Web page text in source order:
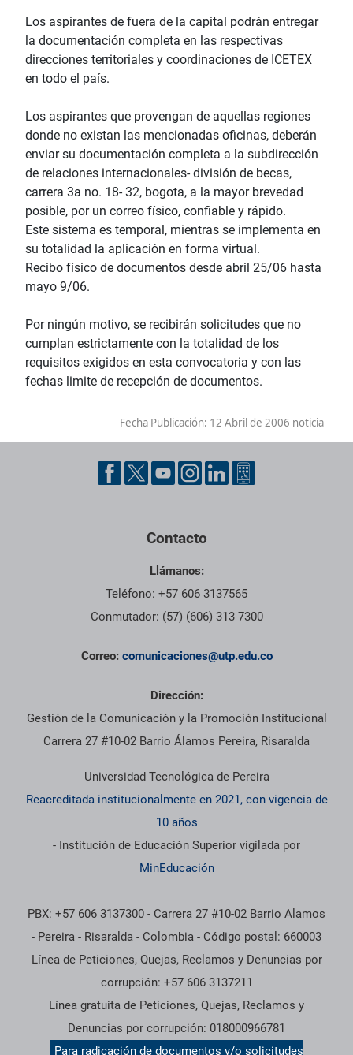
Los aspirantes de fuera de la capital podrán entregar
la documentación completa en las respectivas
direcciones territoriales y coordinaciones de ICETEX
en todo el país.
Los aspirantes que provengan de aquellas regiones
donde no existan las mencionadas oficinas, deberán
enviar su documentación completa a la subdirección
de relaciones internacionales- división de becas,
carrera 3a no. 18- 32, bogota, a la mayor brevedad
posible, por un correo físico, confiable y rápido.
Este sistema es temporal, mientras se implementa en
su totalidad la aplicación en forma virtual.
Recibo físico de documentos desde abril 25/06 hasta
mayo 9/06.
Por ningún motivo, se recibirán solicitudes que no
cumplan estrictamente con la totalidad de los
requisitos exigidos en esta convocatoria y con las
fechas limite de recepción de documentos.
Fecha Publicación: 12 Abril de 2006 noticia
Contacto
Llámanos:
Teléfono: +57 606 3137565
Conmutador: (57) (606) 313 7300
Correo: comunicaciones@utp.edu.co
Dirección:
Gestión de la Comunicación y la Promoción Institucional
Carrera 27 #10-02 Barrio Álamos Pereira, Risaralda
Universidad Tecnológica de Pereira
Reacreditada institucionalmente en 2021, con vigencia de
10 años
- Institución de Educación Superior vigilada por
MinEducación
PBX: +57 606 3137300 - Carrera 27 #10-02 Barrio Alamos
- Pereira - Risaralda - Colombia - Código postal: 660003
Línea de Peticiones, Quejas, Reclamos y Denuncias por
corrupción: +57 606 3137211
Línea gratuita de Peticiones, Quejas, Reclamos y
Denuncias por corrupción: 018000966781
Para radicación de documentos y/o solicitudes